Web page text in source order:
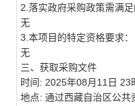
2.落实政府采购政策需满足
无
3.本项目的特定资格要求：
无
三、获取采购文件
时间: 2025年08月11日 23
地点: 通过西藏自治区公共